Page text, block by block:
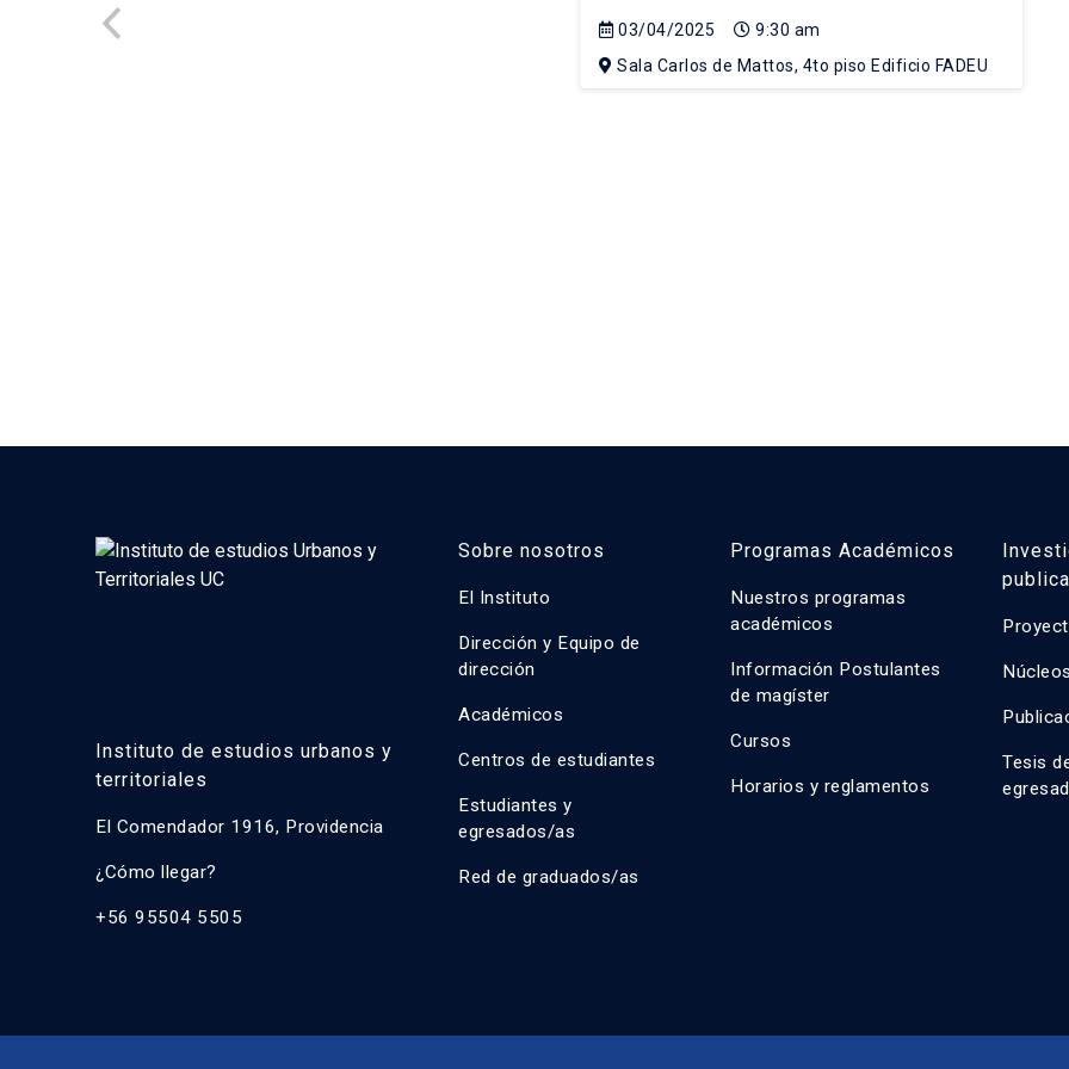
03/04/2025
9:30 am
Sala Carlos de Mattos, 4to piso Edificio FADEU
Instituto de estudios urbanos y
territoriales
El Comendador 1916, Providencia
¿Cómo llegar?
+56 95504 5505
Sobre nosotros
El Instituto
Dirección y Equipo de
dirección
Académicos
Centros de estudiantes
Estudiantes y
egresados/as
Red de graduados/as
Programas Académicos
Nuestros programas
académicos
Información Postulantes
de magíster
Cursos
Horarios y reglamentos
Tesis